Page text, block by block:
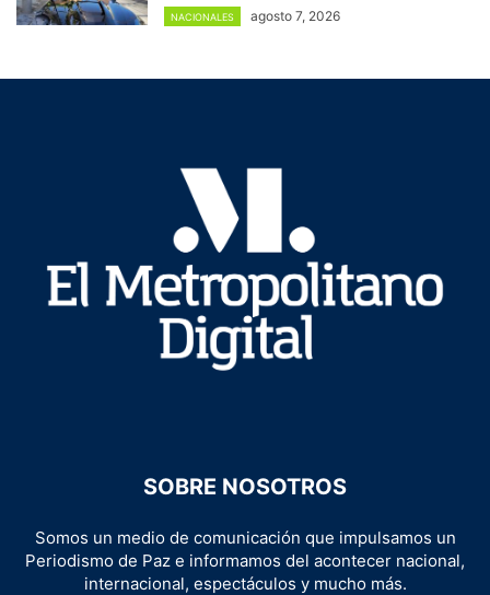
NACIONALES agosto 7, 2026
SOBRE NOSOTROS
Somos un medio de comunicación que impulsamos un
Periodismo de Paz e informamos del acontecer nacional,
internacional, espectáculos y mucho más.